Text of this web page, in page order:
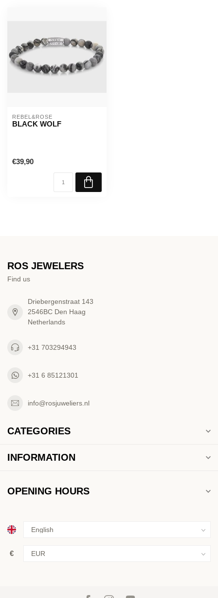
REBEL&ROSE
BLACK WOLF
€39,90
ROS JEWELERS
Find us
Driebergenstraat 143
2546BC Den Haag
Netherlands
+31 703294943
+31 6 85121301
info@rosjuweliers.nl
CATEGORIES
INFORMATION
OPENING HOURS
€